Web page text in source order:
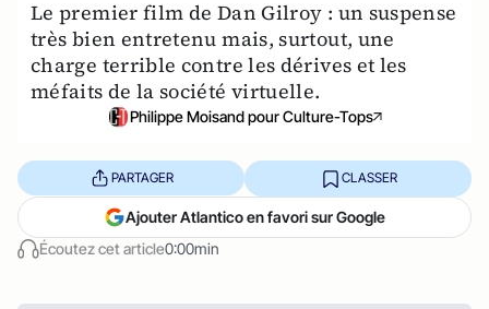
Le premier film de Dan Gilroy : un suspense
très bien entretenu mais, surtout, une
charge terrible contre les dérives et les
méfaits de la société virtuelle.
Philippe Moisand pour Culture-Tops
Écoutez cet article0:00min
PARTAGER CLASSER
Ajouter Atlantico en favori sur Google